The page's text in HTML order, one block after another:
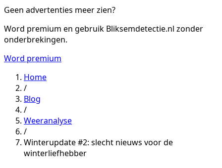
Geen advertenties meer zien?
Word premium en gebruik Bliksemdetectie.nl zonder
onderbrekingen.
Word premium
Home
/
Blog
/
Weeranalyse
/
Winterupdate #2: slecht nieuws voor de
winterliefhebber